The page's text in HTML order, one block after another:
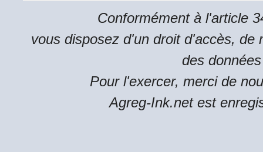
Conformément à l'article
vous disposez d'un droit d'accès, de
des
Pour l'exercer, merci de
Agreg-Ink.net est